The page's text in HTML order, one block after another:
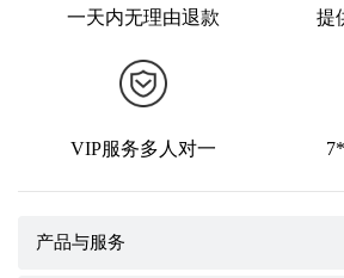
一天内无理由退款 提
VIP服务多人对一
产品与服务